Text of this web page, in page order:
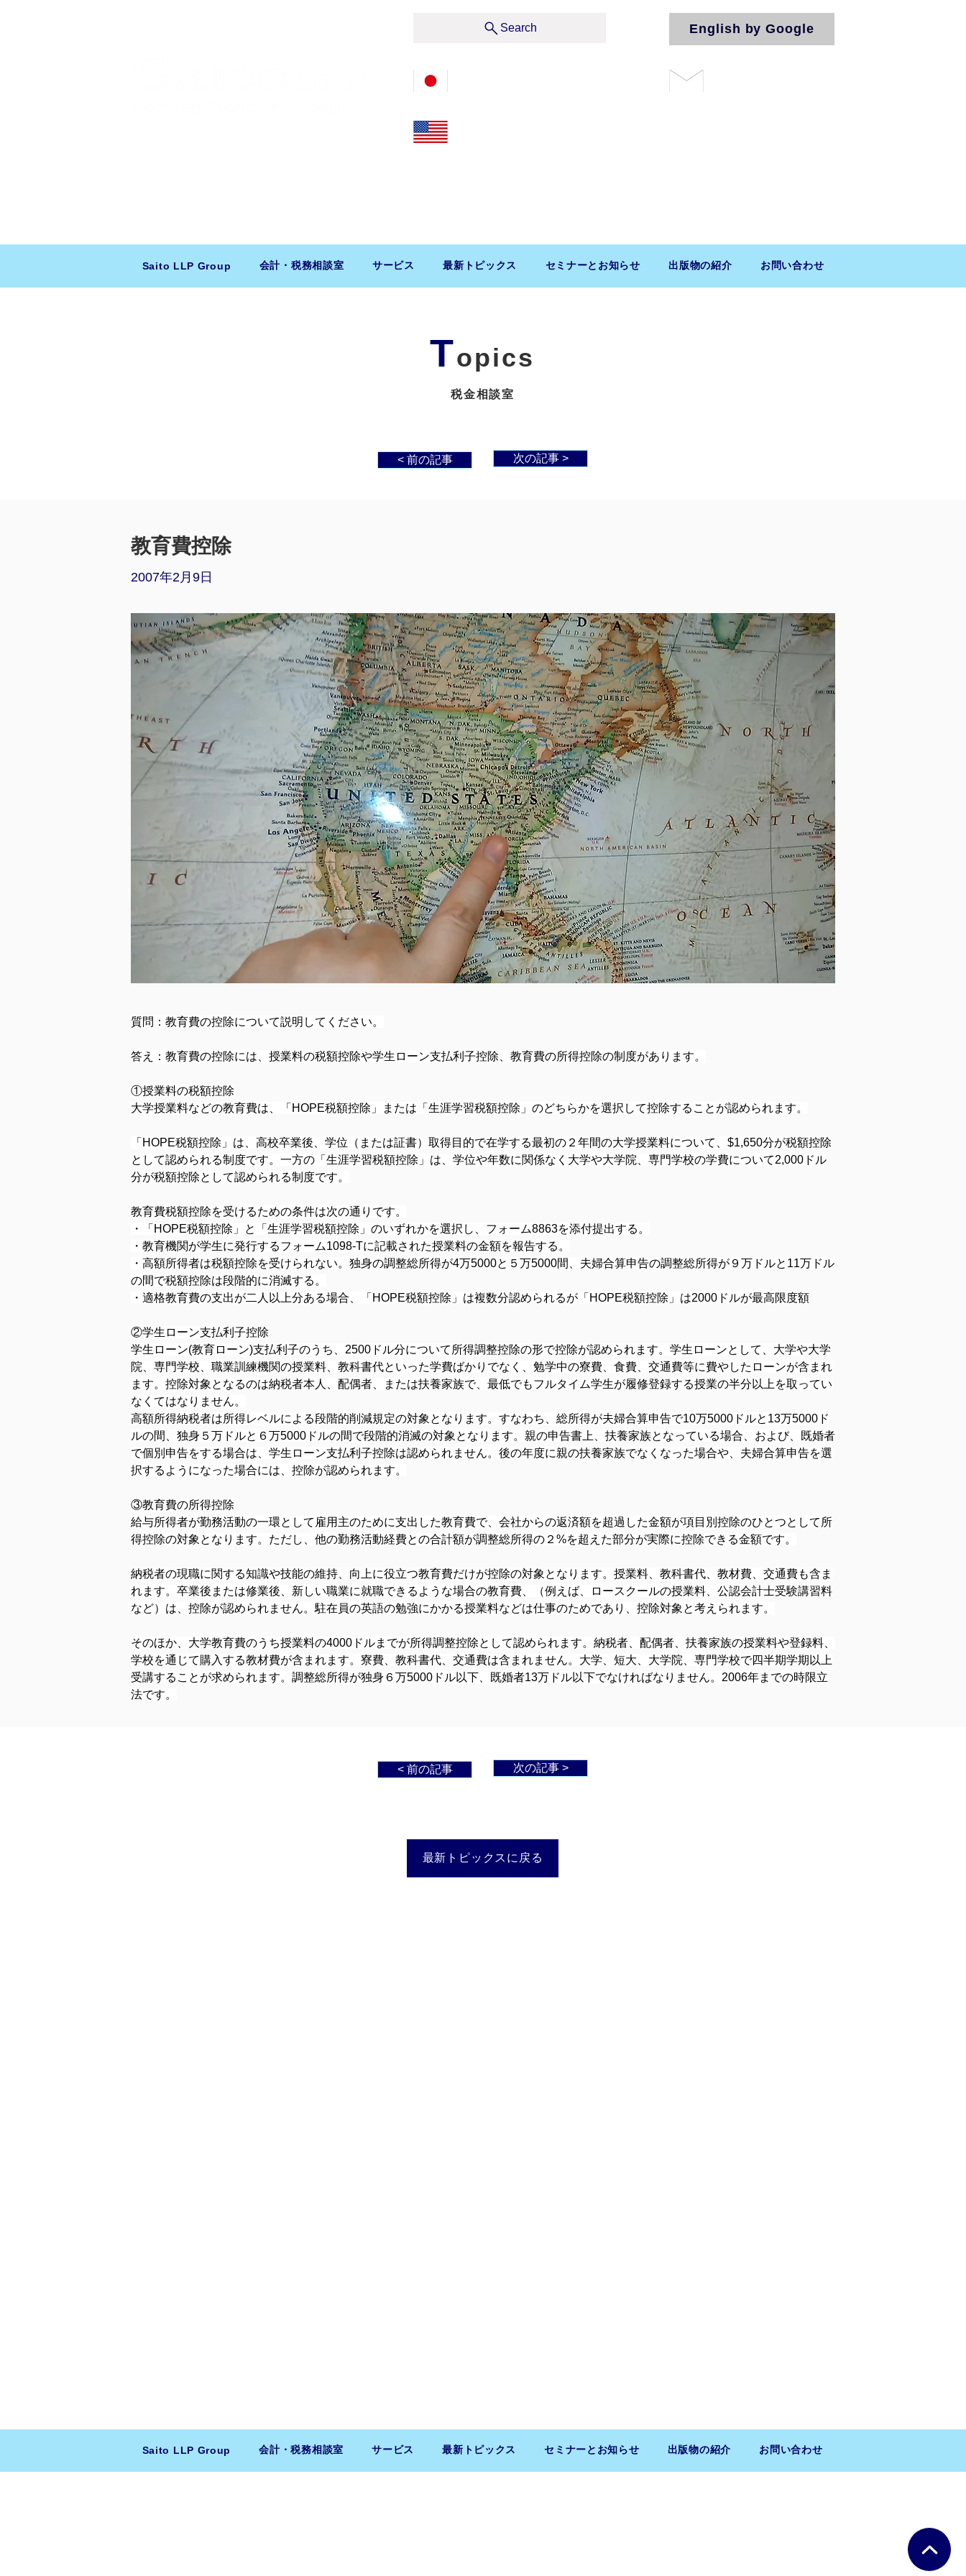
Search English by Google
Saito LLP Group 会計・税務相談室 サービス 最新トピックス セミナーとお知らせ 出版物の紹介 お問い合わせ
Topics
税金相談室
< 前の記事 次の記事 >
教育費控除
2007年2月9日
質問：教育費の控除について説明してください。
答え：教育費の控除には、授業料の税額控除や学生ローン支払利子控除、教育費の所得控除の制度があります。
①授業料の税額控除
大学授業料などの教育費は、「HOPE税額控除」または「生涯学習税額控除」のどちらかを選択して控除することが認められます。
「HOPE税額控除」は、高校卒業後、学位（または証書）取得目的で在学する最初の２年間の大学授業料について、$1,650分が税額控除
として認められる制度です。一方の「生涯学習税額控除」は、学位や年数に関係なく大学や大学院、専門学校の学費について2,000ドル
分が税額控除として認められる制度です。
教育費税額控除を受けるための条件は次の通りです。
・「HOPE税額控除」と「生涯学習税額控除」のいずれかを選択し、フォーム8863を添付提出する。
・教育機関が学生に発行するフォーム1098-Tに記載された授業料の金額を報告する。
・高額所得者は税額控除を受けられない。独身の調整総所得が4万5000と５万5000間、夫婦合算申告の調整総所得が９万ドルと11万ドル
の間で税額控除は段階的に消滅する。
・適格教育費の支出が二人以上分ある場合、「HOPE税額控除」は複数分認められるが「HOPE税額控除」は2000ドルが最高限度額
②学生ローン支払利子控除
学生ローン(教育ローン)支払利子のうち、2500ドル分について所得調整控除の形で控除が認められます。学生ローンとして、大学や大学
院、専門学校、職業訓練機関の授業料、教科書代といった学費ばかりでなく、勉学中の寮費、食費、交通費等に費やしたローンが含まれ
ます。控除対象となるのは納税者本人、配偶者、または扶養家族で、最低でもフルタイム学生が履修登録する授業の半分以上を取ってい
なくてはなりません。
高額所得納税者は所得レベルによる段階的削減規定の対象となります。すなわち、総所得が夫婦合算申告で10万5000ドルと13万5000ド
ルの間、独身５万ドルと６万5000ドルの間で段階的消滅の対象となります。親の申告書上、扶養家族となっている場合、および、既婚者
で個別申告をする場合は、学生ローン支払利子控除は認められません。後の年度に親の扶養家族でなくなった場合や、夫婦合算申告を選
択するようになった場合には、控除が認められます。
③教育費の所得控除
給与所得者が勤務活動の一環として雇用主のために支出した教育費で、会社からの返済額を超過した金額が項目別控除のひとつとして所
得控除の対象となります。ただし、他の勤務活動経費との合計額が調整総所得の２%を超えた部分が実際に控除できる金額です。
納税者の現職に関する知識や技能の維持、向上に役立つ教育費だけが控除の対象となります。授業料、教科書代、教材費、交通費も含ま
れます。卒業後または修業後、新しい職業に就職できるような場合の教育費、（例えば、ロースクールの授業料、公認会計士受験講習料
など）は、控除が認められません。駐在員の英語の勉強にかかる授業料などは仕事のためであり、控除対象と考えられます。
そのほか、大学教育費のうち授業料の4000ドルまでが所得調整控除として認められます。納税者、配偶者、扶養家族の授業料や登録料、
学校を通じて購入する教材費が含まれます。寮費、教科書代、交通費は含まれません。大学、短大、大学院、専門学校で四半期学期以上
受講することが求められます。調整総所得が独身６万5000ドル以下、既婚者13万ドル以下でなければなりません。2006年までの時限立
法です。
< 前の記事 次の記事 >
最新トピックスに戻る
Saito LLP Group 会計・税務相談室 サービス 最新トピックス セミナーとお知らせ 出版物の紹介 お問い合わせ